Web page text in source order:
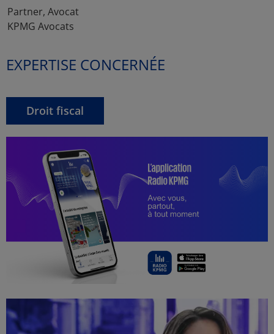
Partner, Avocat
KPMG Avocats
EXPERTISE CONCERNÉE
Droit fiscal